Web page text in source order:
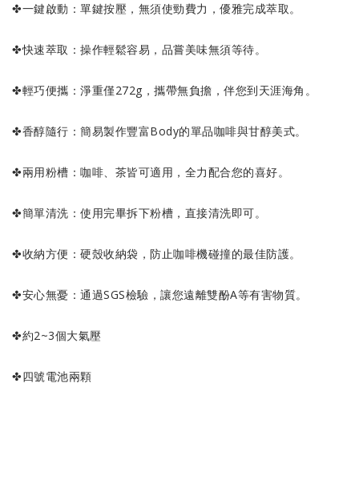
✤一鍵啟動：單鍵按壓，無須使勁費力，優雅完成萃取。
✤快速萃取：操作輕鬆容易，品嘗美味無須等待。
✤輕巧便攜：淨重僅272g，攜帶無負擔，伴您到天涯海角。
✤香醇隨行：簡易製作豐富Body的單品咖啡與甘醇美式。
✤兩用粉槽：咖啡、茶皆可適用，全力配合您的喜好。
✤簡單清洗：使用完畢拆下粉槽，直接清洗即可。
✤收納方便：硬殼收納袋，防止咖啡機碰撞的最佳防護。
✤安心無憂：通過SGS檢驗，讓您遠離雙酚A等有害物質。
✤約2~3個大氣壓
✤四號電池兩顆